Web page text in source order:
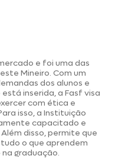
e foi uma das
Mineiro. Com um
dos alunos e
inserida, a Fasf visa
com ética e
isso, a Instituição
capacitado e
disso, permite que
o que aprendem
graduação.